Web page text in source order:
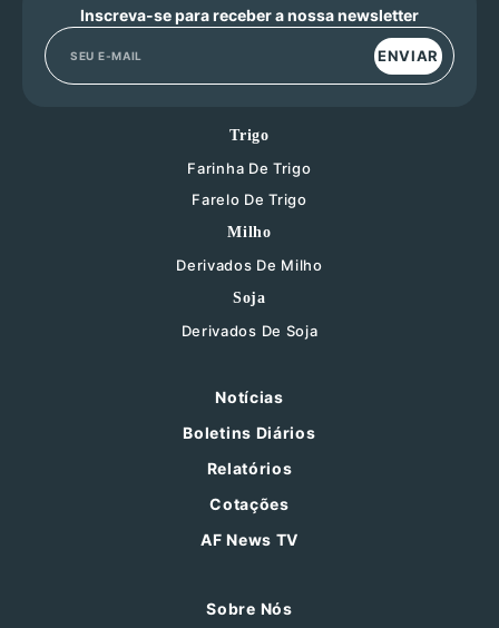
Inscreva-se para receber a nossa newsletter
ENVIAR
Trigo
Farinha De Trigo
Farelo De Trigo
Milho
Derivados De Milho
Soja
Derivados De Soja
Notícias
Boletins Diários
Relatórios
Cotações
AF News TV
Sobre Nós